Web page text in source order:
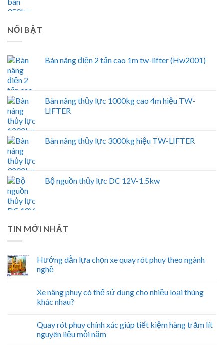
NỔI BẬT
Bàn nâng điện 2 tấn cao 1m tw-lifter (Hw2001)
Bàn nâng thủy lực 1000kg cao 4m hiệu TW-
LIFTER
Bàn nâng thủy lực 3000kg hiệu TW-LIFTER
Bộ nguồn thủy lực DC 12V-1.5kw
TIN MỚI NHẤT
Hướng dẫn lựa chọn xe quay rót phuy theo ngành
nghề
Xe nâng phuy có thể sử dụng cho nhiều loại thùng
khác nhau?
Quay rót phuy chính xác giúp tiết kiệm hàng trăm lít
nguyên liệu mỗi năm